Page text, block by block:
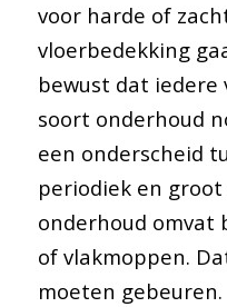
voor harde of
vloerbedekking
bewust dat iedere
soort onderhoud
een onderscheid
periodiek en
onderhoud omvat
of vlakmoppen.
moeten gebeuren.